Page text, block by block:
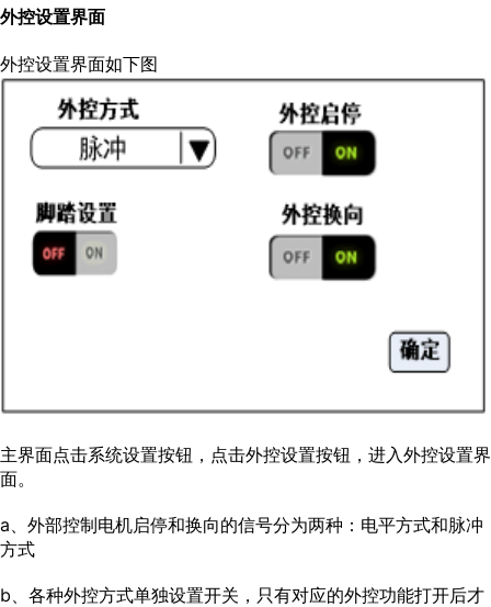
外控设置界面
外控设置界面如下图
主界面点击系统设置按钮，点击外控设置按钮，进入外控设置界
面。
a、外部控制电机启停和换向的信号分为两种：电平方式和脉冲
方式
b、各种外控方式单独设置开关，只有对应的外控功能打开后才